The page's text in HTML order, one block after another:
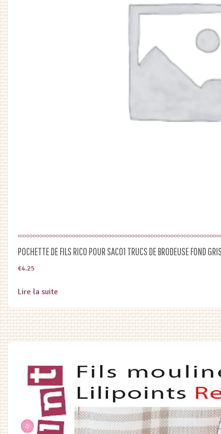
POCHETTE DE FILS RICO POUR SAC01 TRUCS DE BRODEUSE FOND
€4.25
Lire la suite